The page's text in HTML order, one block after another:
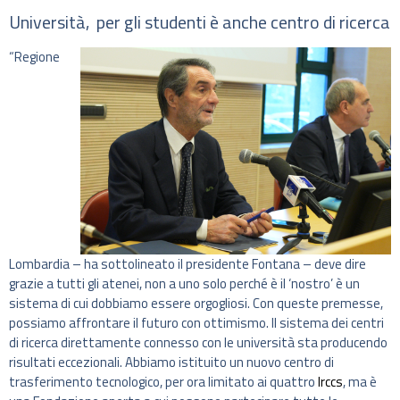
Università, per gli studenti è anche centro di ricerca
“Regione
Lombardia – ha sottolineato il presidente Fontana – deve dire
grazie a tutti gli atenei, non a uno solo perché è il ‘nostro’ è un
sistema di cui dobbiamo essere orgogliosi. Con queste premesse,
possiamo affrontare il futuro con ottimismo. Il sistema dei centri
di ricerca direttamente connesso con le università sta producendo
risultati eccezionali. Abbiamo istituito un nuovo centro di
trasferimento tecnologico, per ora limitato ai quattroIrccs, ma è